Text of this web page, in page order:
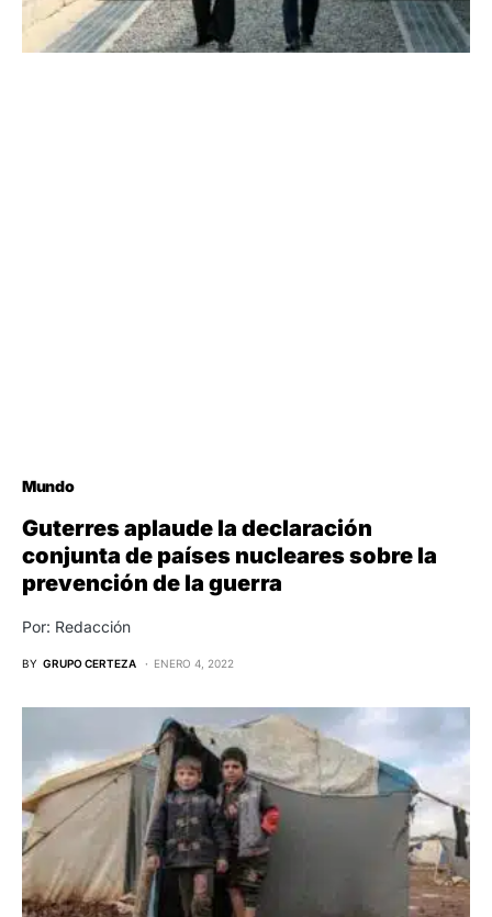
Mundo
Guterres aplaude la declaración
conjunta de países nucleares sobre la
prevención de la guerra
Por: Redacción
BY GRUPO CERTEZA ENERO 4, 2022